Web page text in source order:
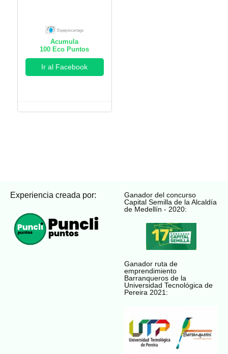
Espejoscartago
Acumula
100 Eco Puntos
Ir al Facebook
Experiencia creada por:
Ganador del concurso
Capital Semilla de la Alcaldía
de Medellín - 2020:
Ganador ruta de
emprendimiento
Barranqueros de la
Universidad Tecnológica de
Pereira 2021: